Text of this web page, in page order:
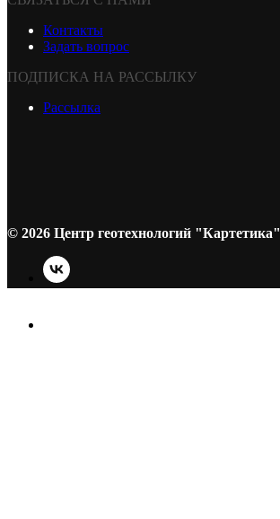
Контакты
Задать вопрос
ПОДПИСКА НА РАССЫЛКУ
Рассылка
© 2026 Центр геотехнологий "Картетика"